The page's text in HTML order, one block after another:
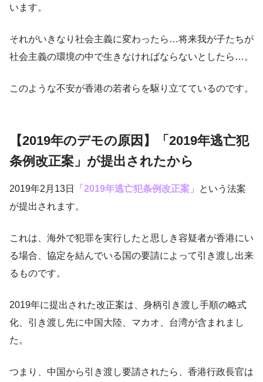
います。
それがいきなり社会主義に変わったら…将来我が子たちが
社会主義の環境の中で生きなければならないとしたら…。
このような不安が香港の若者らを駆り立てているのです。
【2019年のデモの原因】「2019年逃亡犯
条例改正案」が提出されたから
2019年2月13日 「2019年逃亡犯条例改正案」
という法案
が提出されます。
これは、海外で犯罪を実行したと思しき容疑者が香港にい
る場合、協定を結んでいる国の要請によって引き渡し出来
るものです。
2019年に提出された改正案は、身柄引き渡し手順の略式
化、引き渡し先に中国大陸、マカオ、台湾が含まれまし
た。
つまり、中国から引き渡し要請されたら、香港行政長官は